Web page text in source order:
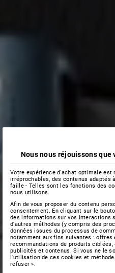
Nous nous réjouissons que
Votre expérience d'achat optimale est
irréprochables, des contenus adaptés
faille - Telles sont les fonctions des
nous utilisons.
Afin de vous proposer du contenu
consentement. En cliquant sur le
des informations sur vos interactions
d'autres méthodes (y compris des
données issues du processus de
notamment aux fins suivantes :
recommandations de produits ciblées,
publicités et contenus. Si vous ne le
l'utilisation de ces cookies et
refuser ».